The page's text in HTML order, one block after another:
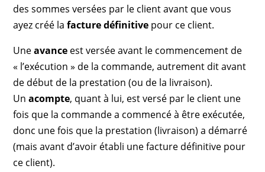
des sommes versées par le client avant que vous
ayez créé lafacture définitive pour ce client.
Uneavance est versée avant le commencement de
« l’exécution » de la commande, autrement dit avant
de début de la prestation (ou de la livraison).
Unacompte, quant à lui, est versé par le client une
fois que la commande a commencé à être exécutée,
donc une fois que la prestation (livraison) a démarré
(mais avant d’avoir établi une facture définitive pour
ce client).